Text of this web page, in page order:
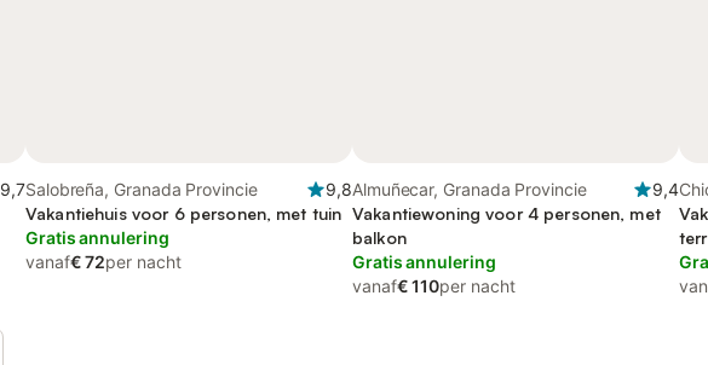
9,7Salobreña, Granada Provincie
9,8
Vakantiehuis voor 6 personen, met tuin
Gratis annulering
vanaf€ 72per nacht
Almuñecar, Granada Provincie
9,4
Vakantiewoning voor 4 personen, met
balkon
Gratis annulering
vanaf€ 110per nacht